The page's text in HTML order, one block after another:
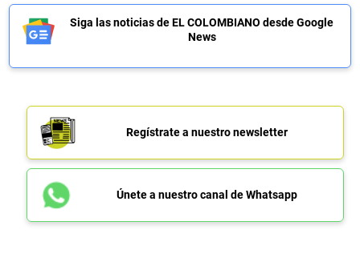
Siga las noticias de EL COLOMBIANO desde Google
News
Regístrate a nuestro newsletter
Únete a nuestro canal de Whatsapp